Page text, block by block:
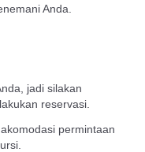
Anda.
jadi silakan
reservasi.
permintaan